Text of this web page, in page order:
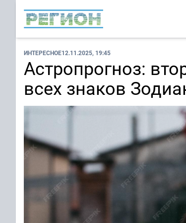
ИНТЕРЕСНОЕ12.11.2025, 19:45
Астропрогноз:
всех знаков